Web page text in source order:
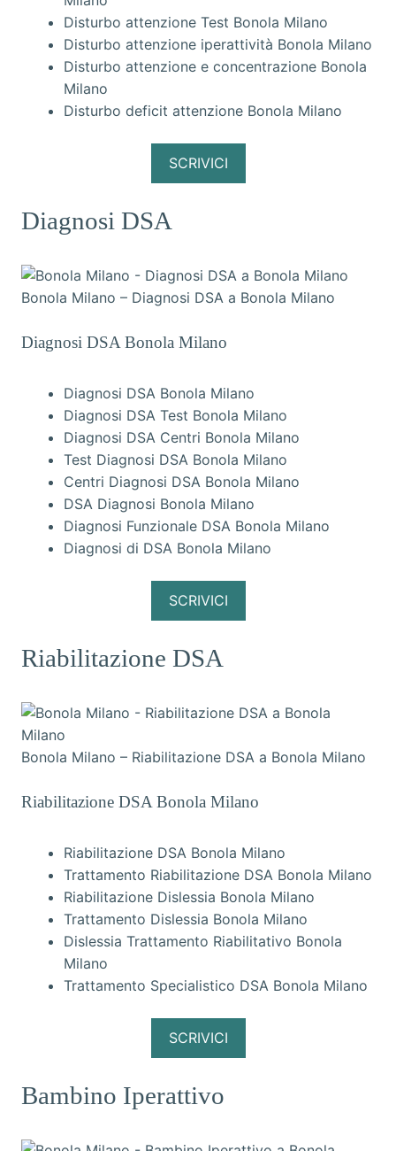
Disturbo attenzione Test Bonola Milano
Disturbo attenzione iperattività Bonola Milano
Disturbo attenzione e concentrazione Bonola
Milano
Disturbo deficit attenzione Bonola Milano
SCRIVICI
Diagnosi DSA
Bonola Milano – Diagnosi DSA a Bonola Milano
Diagnosi DSA Bonola Milano
Diagnosi DSA Bonola Milano
Diagnosi DSA Test Bonola Milano
Diagnosi DSA Centri Bonola Milano
Test Diagnosi DSA Bonola Milano
Centri Diagnosi DSA Bonola Milano
DSA Diagnosi Bonola Milano
Diagnosi Funzionale DSA Bonola Milano
Diagnosi di DSA Bonola Milano
SCRIVICI
Riabilitazione DSA
Bonola Milano – Riabilitazione DSA a Bonola Milano
Riabilitazione DSA Bonola Milano
Riabilitazione DSA Bonola Milano
Trattamento Riabilitazione DSA Bonola Milano
Riabilitazione Dislessia Bonola Milano
Trattamento Dislessia Bonola Milano
Dislessia Trattamento Riabilitativo Bonola
Milano
Trattamento Specialistico DSA Bonola Milano
SCRIVICI
Bambino Iperattivo